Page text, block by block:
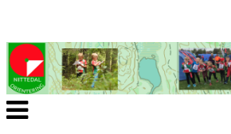
Veksle
navigasjon